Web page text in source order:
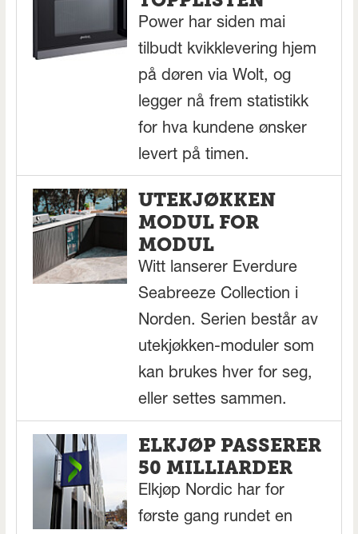
Power har siden mai
tilbudt kvikklevering hjem
på døren via Wolt, og
legger nå frem statistikk
for hva kundene ønsker
levert på timen.
UTEKJØKKEN
MODUL FOR
MODUL
Witt lanserer Everdure
Seabreeze Collection i
Norden. Serien består av
utekjøkken-moduler som
kan brukes hver for seg,
eller settes sammen.
ELKJØP PASSERER
50 MILLIARDER
Elkjøp Nordic har for
første gang rundet en